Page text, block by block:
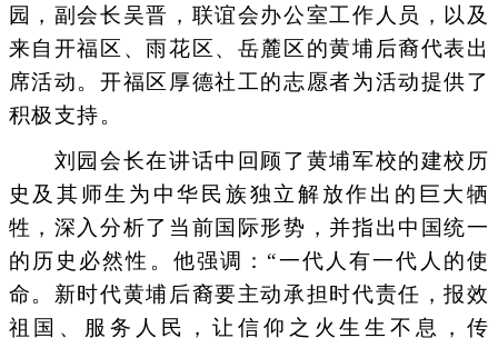
园，副会长吴晋，联谊会办公室工作人员，以及
来自开福区、雨花区、岳麓区的黄埔后裔代表出
席活动。开福区厚德社工的志愿者为活动提供了
积极支持。
刘园会长在讲话中回顾了黄埔军校的建校历
史及其师生为中华民族独立解放作出的巨大牺
牲，深入分析了当前国际形势，并指出中国统一
的历史必然性。他强调：“一代人有一代人的使
命。新时代黄埔后裔要主动承担时代责任，报效
祖国、服务人民，让信仰之火生生不息，传